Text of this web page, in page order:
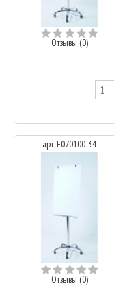
Отзывы (0)
арт. F070100-34
Отзывы (0)